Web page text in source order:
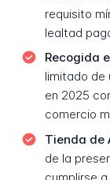
requisito
lealtad
Recogida
limitado de
en 2025
comercio
Tienda de
de la